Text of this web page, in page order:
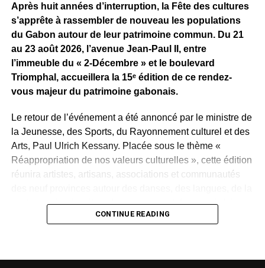
Reste maintenant à savoir ce que Sean Bridon Music
prépare pour sa nouvelle recrue. Car après cette belle
exposition, le véritable défi sera de proposer des projets
réguliers et solides, capables d’inscrire durablement Tris
au premier plan de la scène musicale gabonaise.
WhatsApp
Facebook
X Telegram
Email
>>
Après huit années d’interruption, la Fête des cultures
s’apprête à rassembler de nouveau les populations
du Gabon autour de leur patrimoine commun. Du 21
au 23 août 2026, l’avenue Jean-Paul II, entre
l’immeuble du « 2-Décembre » et le boulevard
Triomphal, accueillera la 15ᵉ édition de ce rendez-
vous majeur du patrimoine gabonais.
Le retour de l’événement a été annoncé par le ministre de
la Jeunesse, des Sports, du Rayonnement culturel et des
Arts, Paul Ulrich Kessany. Placée sous le thème «
Réappropriation de nos valeurs culturelles », cette édition
réunira artistes, artisans, associations et communautés
gastronomie, des rites, des masques et des savoir-faire
CONTINUE READING